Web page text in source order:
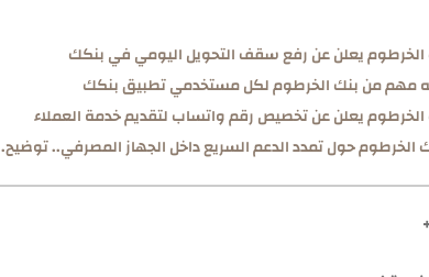
الخرطوم يعلن عن رفع سقف التحويل اليومي في بنكك
مهم من بنك الخرطوم لكل مستخدمي تطبيق بنكك
يعلن عن تخصيص رقم واتساب لتقديم خدمة العملاء
الخرطوم حول تمدد الدعم السريع داخل الجهاز المصرفي.. توضيح.